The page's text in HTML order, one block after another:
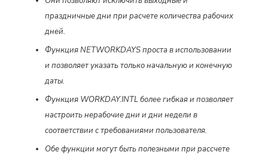
праздничные дни при расчете количества рабочих
дней.
Функция NETWORKDAYS проста в использовании
и позволяет указать только начальную и конечную
даты.
Функция WORKDAY.INTL более гибкая и позволяет
настроить нерабочие дни и дни недели в
соответствии с требованиями пользователя.
Обе функции могут быть полезными при рассчете